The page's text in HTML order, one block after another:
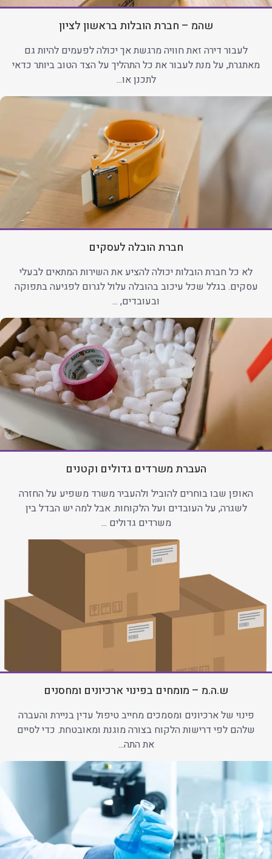
שהמ – חברת הובלות בראשון לציון
לעבור דירה זאת חוויה מרגשת אך יכולה לפעמים להיות גם
מאתגרת, על מנת לעבור את כל התהליך על הצד הטוב ביותר כדאי
לתכנן או...
חברת הובלה לעסקים
לא כל חברת הובלות יכולה להציע את השירות המתאים לבעלי
עסקים. בגלל שכל עיכוב בהובלה עלול לגרום לפגיעה בתפוקה
ובעובדים, ...
העברת משרדים גדולים וקטנים
האופן שבו בוחרים להוביל ולהעביר משרד משפיע על החזרה
לשגרה, על העובדים ועל הלקוחות. אבל למה יש הבדל בין
משרדים גדולים ...
ש.ה.מ – מומחים בפינוי ארכיונים ומחסנים
פינוי של ארכיונים ומסמכים מחייב טיפול עדין בניירת והעברה
שלהם לפי דרישות הלקוח בצורה מוגנת ומאובטחת. כדי לסיים
את התה...